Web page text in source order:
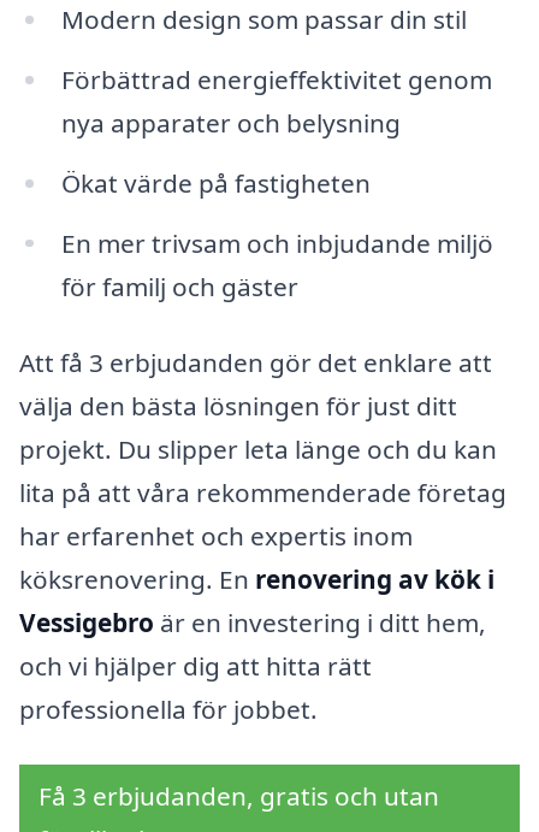
Modern design som passar din stil
Förbättrad energieffektivitet genom
nya apparater och belysning
Ökat värde på fastigheten
En mer trivsam och inbjudande miljö
för familj och gäster
Att få 3 erbjudanden gör det enklare att
välja den bästa lösningen för just ditt
projekt. Du slipper leta länge och du kan
lita på att våra rekommenderade företag
har erfarenhet och expertis inom
köksrenovering. En renovering av kök i
Vessigebro är en investering i ditt hem,
och vi hjälper dig att hitta rätt
professionella för jobbet.
Få 3 erbjudanden, gratis och utan